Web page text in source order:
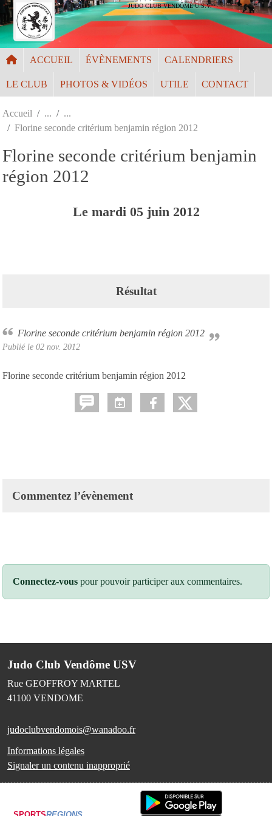
JUDO CLUB VENDÔME U.S.V.
ACCUEIL ÉVÈNEMENTS CALENDRIERS
LE CLUB PHOTOS & VIDÉOS UTILE CONTACT
Accueil
Florine seconde critérium benjamin région 2012
Florine seconde critérium benjamin
région 2012
Le mardi 05 juin 2012
Résultat
Florine seconde critérium benjamin région 2012
Publié le 02 nov. 2012
Florine seconde critérium benjamin région 2012
Commentez l’évènement
Connectez-vous pour pouvoir participer aux commentaires.
Judo Club Vendôme USV
Rue GEOFFROY MARTEL
41100 VENDOME
judoclubvendomois@wanadoo.fr
Informations légales
Signaler un contenu inapproprié
Panneau de gestion des cookies